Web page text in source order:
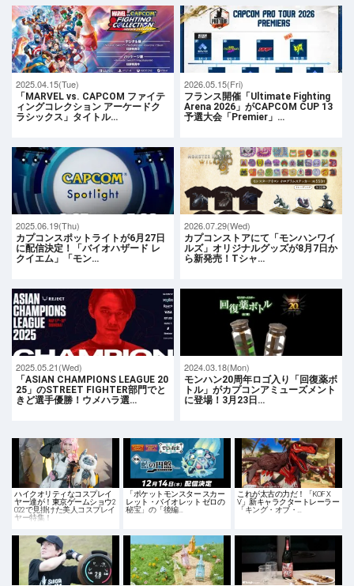
2025.04.15(Tue)
「MARVEL vs. CAPCOM ファイテ
ィングコレクション アーケードク
ラシックス」タイトル…
2026.05.15(Fri)
フランス開催「Ultimate Fighting
Arena 2026」がCAPCOM CUP 13
予選大会「Premier」…
2025.06.19(Thu)
カプコンスポットライトが6月27日
に配信決定！「バイオハザード レ
クイエム」「モン…
2026.07.29(Wed)
カプコンストアにて「モンハンワイ
ルズ」オリジナルグッズが8月7日か
ら新発売！Tシャ…
2025.05.21(Wed)
「ASIAN CHAMPIONS LEAGUE 20
25」のSTREET FIGHTER部門でと
きど選手優勝！ウメハラ選…
2024.03.18(Mon)
モンハン20周年ロゴ入り「回復薬ボ
トル」がカプコンアミューズメント
に登場！3月23日…
ハイクオリティなコスプレイ
ヤー達が！東京ゲームショウ2
022で見掛けた美人コスプレイ
ヤー特集！
「ポケットモンスター スカー
レット・バイオレット ゼロの
秘宝」の「後編…
これが太古の力だ！「KOF X
V」新キャラクタートレーラー
「キング・オブ・…